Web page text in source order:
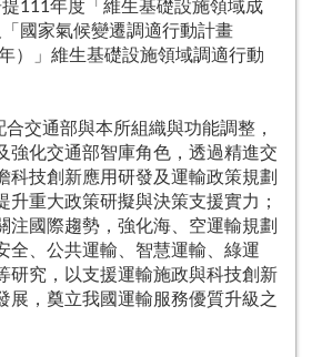
111年度「維生基礎設施領域成
國家氣候變遷調適行動計畫
）」維生基礎設施領域調適行動
交通部與本所組織與功能調整，
強化交通部智庫角色，透過精進交
科技創新應用研發及運輸政策規劃
升重大政策研擬與決策支援實力；
注國際趨勢，強化海、空運輸規劃
全、公共運輸、智慧運輸、綠運
研究，以支援運輸施政與科技創新
展，奠立我國運輸服務優質升級之